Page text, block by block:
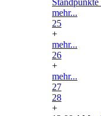
mehr...
25
+
mehr...
26
+
mehr...
27
28
+